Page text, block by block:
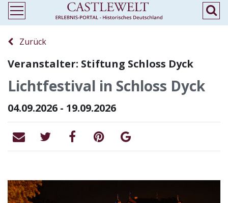
Zurück
Veranstalter: Stiftung Schloss Dyck
Lichtfestival in Schloss Dyck
04.09.2026 - 19.09.2026